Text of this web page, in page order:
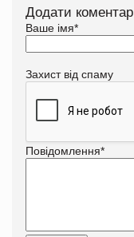
Додати коментар
Ваше імя*
Захист від спаму
Повідомлення*